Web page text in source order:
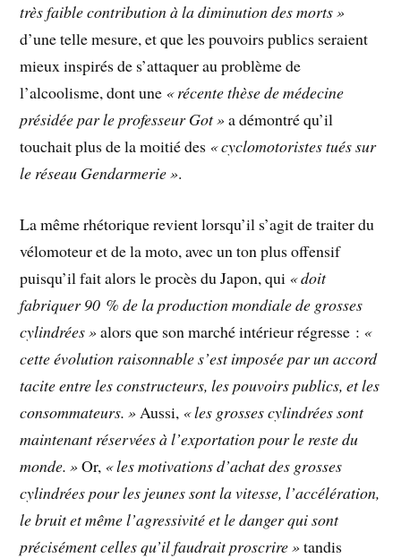
très faible contribution à la diminution des morts »
d’une telle mesure, et que les pouvoirs publics seraient
mieux inspirés de s’attaquer au problème de
l’alcoolisme, dont une « récente thèse de médecine
présidée par le professeur Got »a démontré qu’il
touchait plus de la moitié des « cyclomotoristes tués sur
le réseau Gendarmerie ».
La même rhétorique revient lorsqu’il s’agit de traiter du
vélomoteur et de la moto, avec un ton plus offensif
puisqu’il fait alors le procès du Japon, qui « doit
fabriquer 90 % de la production mondiale de grosses
cylindrées »alors que son marché intérieur régresse : «
cette évolution raisonnable s’est imposée par un accord
tacite entre les constructeurs, les pouvoirs publics, et les
consommateurs. »Aussi, « les grosses cylindrées sont
maintenant réservées à l’exportation pour le reste du
monde. »Or, « les motivations d’achat des grosses
cylindrées pour les jeunes sont la vitesse, l’accélération,
le bruit et même l’agressivité et le danger qui sont
précisément celles qu’il faudrait proscrire »tandis